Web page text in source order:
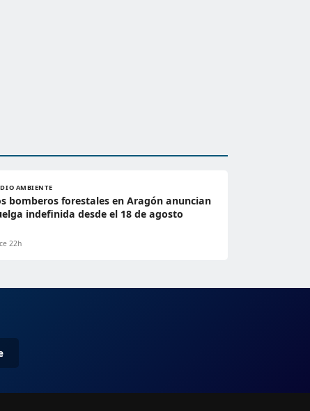
AMBIENTE
bomberos forestales en Aragón anuncian
indefinida desde el 18 de agosto
22h